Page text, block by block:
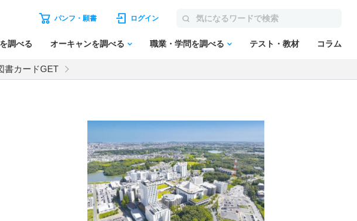
パンフ・願書 ログイン
調べる オーキャンを調べる 職業・学問を調べる テスト・教材 コラム
書カードGET